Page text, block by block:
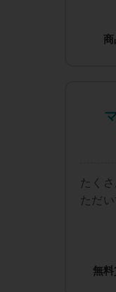
たく
ただ
無